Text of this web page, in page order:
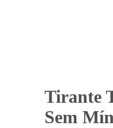
Tirante
Sem